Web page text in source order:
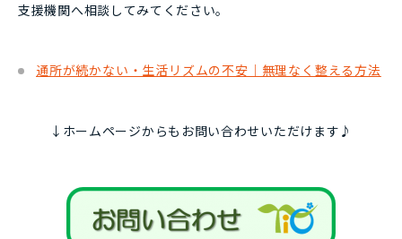
支援機関へ相談してみてください。
通所が続かない・生活リズムの不安｜無理なく整える方法
↓ホームページからもお問い合わせいただけます♪